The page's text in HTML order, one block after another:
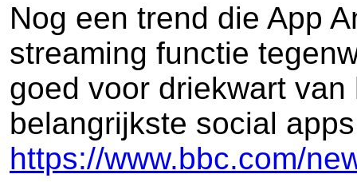
Nog een trend die App
streaming functie
goed voor driekwart
belangrijkste social
https://www.bbc.com/